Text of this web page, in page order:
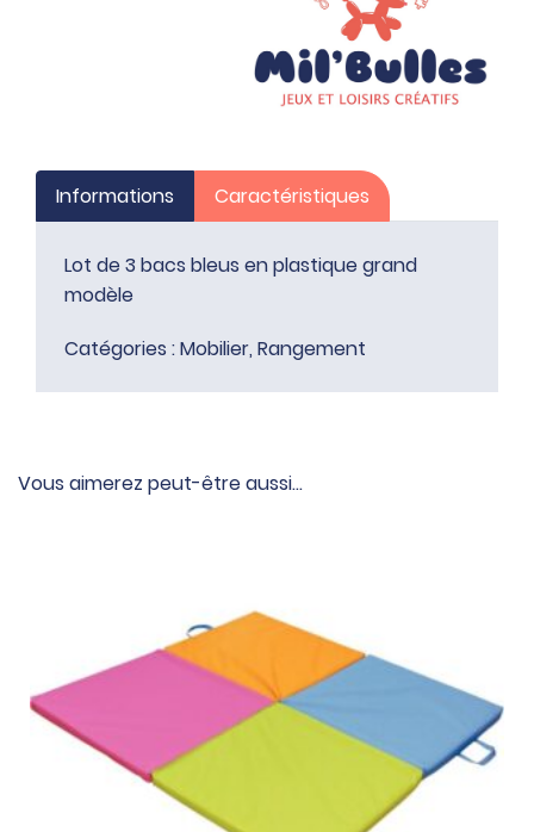
Informations Caractéristiques
Lot de 3 bacs bleus en plastique grand
modèle
Catégories :Mobilier, Rangement
Vous aimerez peut-être aussi…